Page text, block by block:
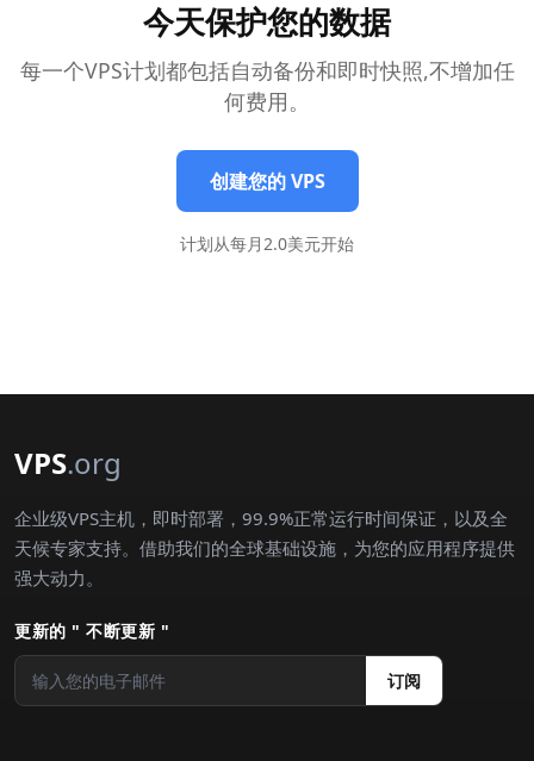
今天保护您的数据
每一个VPS计划都包括自动备份和即时快照,不增加任
何费用。
创建您的 VPS
计划从每月2.0美元开始
VPS.org
企业级VPS主机，即时部署，99.9%正常运行时间保证，以及全
天候专家支持。借助我们的全球基础设施，为您的应用程序提供
强大动力。
更新的 " 不断更新 "
订阅